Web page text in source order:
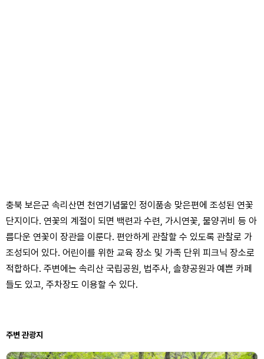
충북 보은군 속리산면 천연기념물인 정이품송 맞은편에 조성된 연꽃
단지이다. 연꽃의 계절이 되면 백련과 수련, 가시연꽃, 물양귀비 등 아
름다운 연꽃이 장관을 이룬다. 편안하게 관찰할 수 있도록 관찰로 가
조성되어 있다. 어린이를 위한 교육 장소 및 가족 단위 피크닉 장소로
적합하다. 주변에는 속리산 국립공원, 법주사, 솔향공원과 예쁜 카페
들도 있고, 주차장도 이용할 수 있다.
주변 관광지